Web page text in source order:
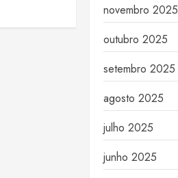
novembro 2025
outubro 2025
setembro 2025
agosto 2025
julho 2025
junho 2025